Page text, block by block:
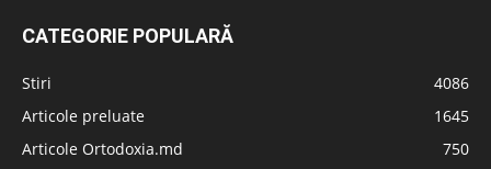
CATEGORIE POPULARĂ
Stiri
4086
Articole preluate
1645
Articole Ortodoxia.md
750